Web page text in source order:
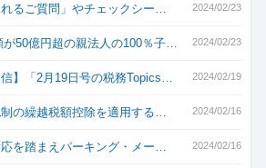
2024/02/23
るご質問」やチェックシー…
2024/02/23
50億円超の親法人の100％子…
2024/02/19
】「2月19日号の税務Topics…
2024/02/16
の繰越税額控除を適用する…
2024/02/16
を踏まえパーキング・メー…